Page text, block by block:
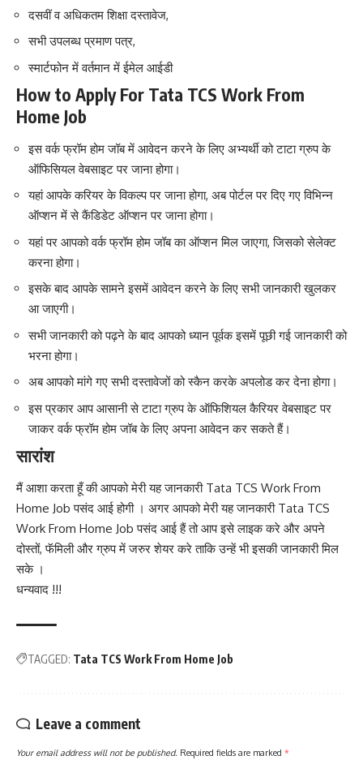
दसवीं व अधिकतम शिक्षा दस्तावेज,
सभी उपलब्ध प्रमाण पत्र,
स्मार्टफोन में वर्तमान में ईमेल आईडी
How to Apply For Tata TCS Work From
Home Job
इस वर्क फ्रॉम होम जॉब में आवेदन करने के लिए अभ्यर्थी को टाटा ग्रुप के
ऑफिसियल वेबसाइट पर जाना होगा।
यहां आपके करियर के विकल्प पर जाना होगा, अब पोर्टल पर दिए गए विभिन्न
ऑप्शन में से कैंडिडेट ऑप्शन पर जाना होगा।
यहां पर आपको वर्क फ्रॉम होम जॉब का ऑप्शन मिल जाएगा, जिसको सेलेक्ट
करना होगा।
इसके बाद आपके सामने इसमें आवेदन करने के लिए सभी जानकारी खुलकर
आ जाएगी।
सभी जानकारी को पढ़ने के बाद आपको ध्यान पूर्वक इसमें पूछी गई जानकारी को
भरना होगा।
अब आपको मांगे गए सभी दस्तावेजों को स्कैन करके अपलोड कर देना होगा।
इस प्रकार आप आसानी से टाटा ग्रुप के ऑफिशियल कैरियर वेबसाइट पर
जाकर वर्क फ्रॉम होम जॉब के लिए अपना आवेदन कर सकते हैं।
सारांश
मैं आशा करता हूँ की आपको मेरी यह जानकारी Tata TCS Work From
Home Job पसंद आई होगी । अगर आपको मेरी यह जानकारी Tata TCS
Work From Home Job पसंद आई हैं तो आप इसे लाइक करे और अपने
दोस्तों, फॅमिली और ग्रुप में जरुर शेयर करे ताकि उन्हें भी इसकी जानकारी मिल
सके ।
धन्यवाद !!!
TAGGED: Tata TCS Work From Home Job
Leave a comment
Your email address will not be published. Required fields are marked *